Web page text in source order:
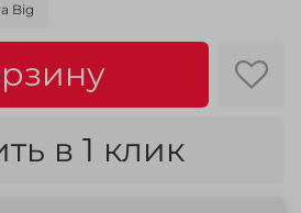
в 1 клик
Big